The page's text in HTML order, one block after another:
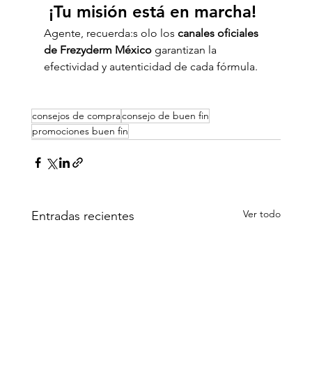
¡Tu misión está en marcha!
Agente, recuerda:s olo los canales oficiales
de Frezyderm México garantizan la
efectividad y autenticidad de cada fórmula.
consejos de compraconsejo de buen fin
promociones buen fin
Entradas recientes Ver todo